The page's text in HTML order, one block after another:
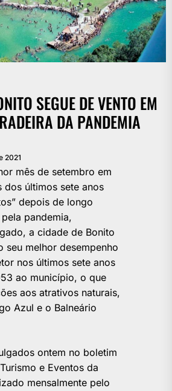
SEGUE DE VENTO EM
DA PANDEMIA
2021
mês de setembro em
dos últimos sete anos
depois de longo
pandemia,
a cidade de Bonito
seu melhor desempenho
nos últimos sete anos
ao município, o que
aos atrativos naturais,
Azul e o Balneário
ontem no boletim
e Eventos da
mensalmente pelo